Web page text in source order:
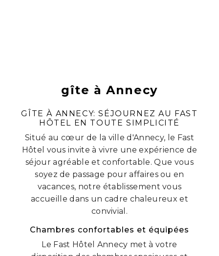
gîte à Annecy
GÎTE À ANNECY: SÉJOURNEZ AU FAST
HÔTEL EN TOUTE SIMPLICITÉ
Situé au cœur de la ville d'Annecy, le Fast
Hôtel vous invite à vivre une expérience de
séjour agréable et confortable. Que vous
soyez de passage pour affaires ou en
vacances, notre établissement vous
accueille dans un cadre chaleureux et
convivial.
Chambres confortables et équipées
Le Fast Hôtel Annecy met à votre